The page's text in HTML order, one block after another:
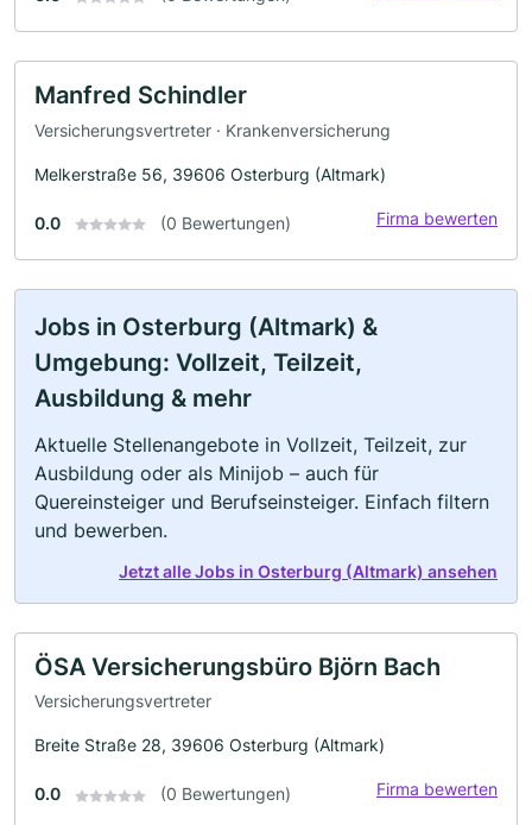
Manfred Schindler
Versicherungsvertreter · Krankenversicherung
Melkerstraße 56, 39606 Osterburg (Altmark)
0.0 (0 Bewertungen) Firma bewerten
Jobs in Osterburg (Altmark) &
Umgebung: Vollzeit, Teilzeit,
Ausbildung & mehr
Aktuelle Stellenangebote in Vollzeit, Teilzeit, zur
Ausbildung oder als Minijob – auch für
Quereinsteiger und Berufseinsteiger. Einfach filtern
und bewerben.
Jetzt alle Jobs in Osterburg (Altmark) ansehen
ÖSA Versicherungsbüro Björn Bach
Versicherungsvertreter
Breite Straße 28, 39606 Osterburg (Altmark)
0.0 (0 Bewertungen) Firma bewerten